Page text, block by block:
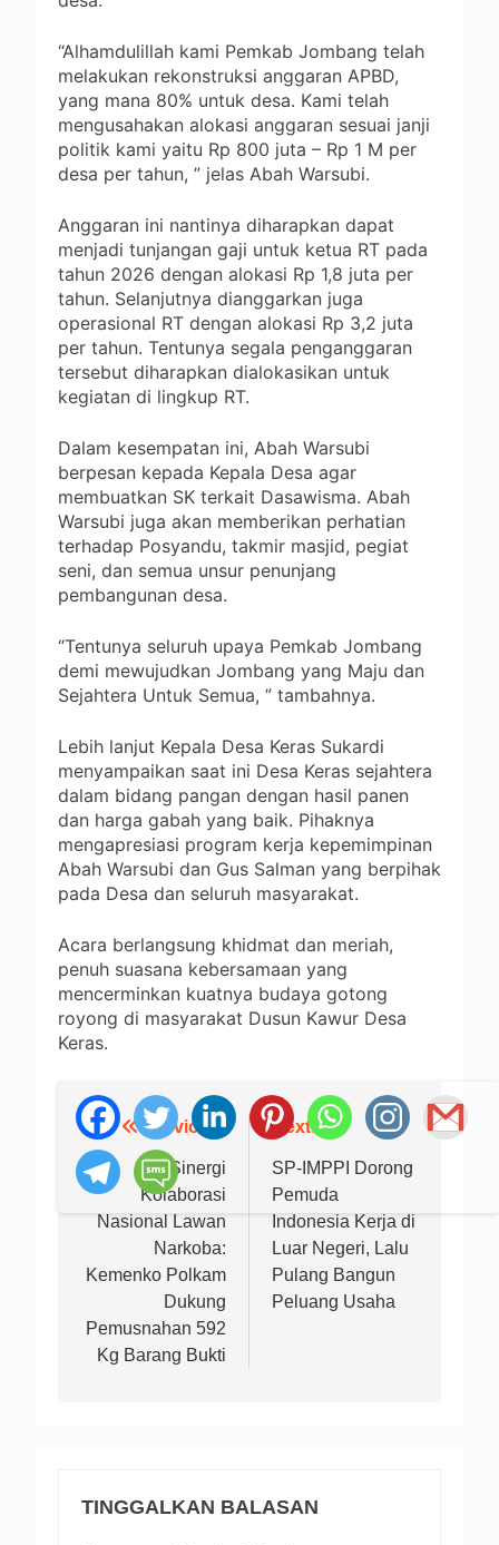
“Alhamdulillah kami Pemkab Jombang telah
melakukan rekonstruksi anggaran APBD,
yang mana 80% untuk desa. Kami telah
mengusahakan alokasi anggaran sesuai janji
politik kami yaitu Rp 800 juta – Rp 1 M per
desa per tahun, ” jelas Abah Warsubi.
Anggaran ini nantinya diharapkan dapat
menjadi tunjangan gaji untuk ketua RT pada
tahun 2026 dengan alokasi Rp 1,8 juta per
tahun. Selanjutnya dianggarkan juga
operasional RT dengan alokasi Rp 3,2 juta
per tahun. Tentunya segala penganggaran
tersebut diharapkan dialokasikan untuk
kegiatan di lingkup RT.
Dalam kesempatan ini, Abah Warsubi
berpesan kepada Kepala Desa agar
membuatkan SK terkait Dasawisma. Abah
Warsubi juga akan memberikan perhatian
terhadap Posyandu, takmir masjid, pegiat
seni, dan semua unsur penunjang
pembangunan desa.
“Tentunya seluruh upaya Pemkab Jombang
demi mewujudkan Jombang yang Maju dan
Sejahtera Untuk Semua, ” tambahnya.
Lebih lanjut Kepala Desa Keras Sukardi
menyampaikan saat ini Desa Keras sejahtera
dalam bidang pangan dengan hasil panen
dan harga gabah yang baik. Pihaknya
mengapresiasi program kerja kepemimpinan
Abah Warsubi dan Gus Salman yang berpihak
pada Desa dan seluruh masyarakat.
Acara berlangsung khidmat dan meriah,
penuh suasana kebersamaan yang
mencerminkan kuatnya budaya gotong
royong di masyarakat Dusun Kawur Desa
Keras.
Navigasi
pos
Previous:
Sinergi
Kolaborasi
Nasional Lawan
Narkoba:
Kemenko Polkam
Dukung
Pemusnahan 592
Kg Barang Bukti
Next:
SP-IMPPI Dorong
Pemuda
Indonesia Kerja di
Luar Negeri, Lalu
Pulang Bangun
Peluang Usaha
TINGGALKAN BALASAN